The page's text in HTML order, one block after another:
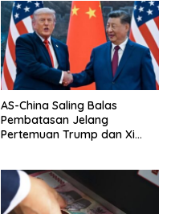
AS-China Saling Balas
Pembatasan Jelang
Pertemuan Trump dan Xi